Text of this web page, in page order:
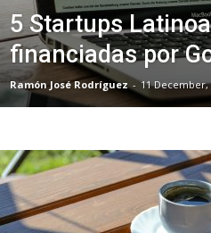
5 Startups
financiadas por
Ramón José Rodríguez - 11 December,